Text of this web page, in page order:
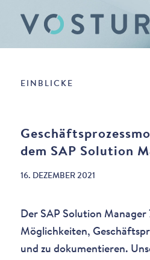
EINBLICKE
dem SAP Solution
16. DEZEMBER 2021
Der SAP Solution
Möglichkeiten,
und zu dokumentieren.